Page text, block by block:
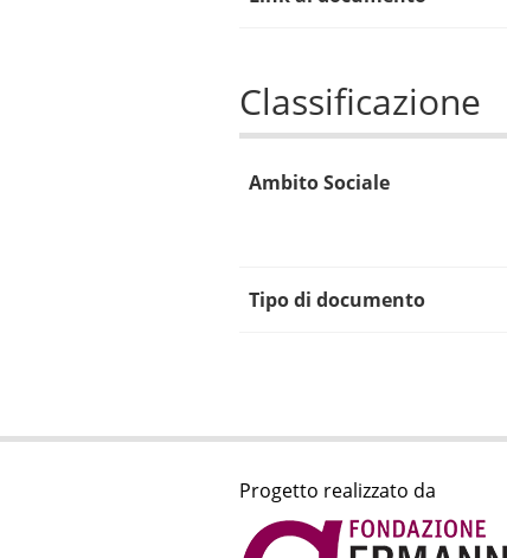
Classificazione
Ambito Sociale
Tipo di documento
Progetto realizzato da